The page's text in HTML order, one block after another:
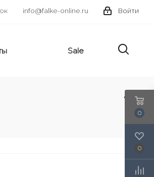
Войти
info@falke-online.ru
Sale
0
0